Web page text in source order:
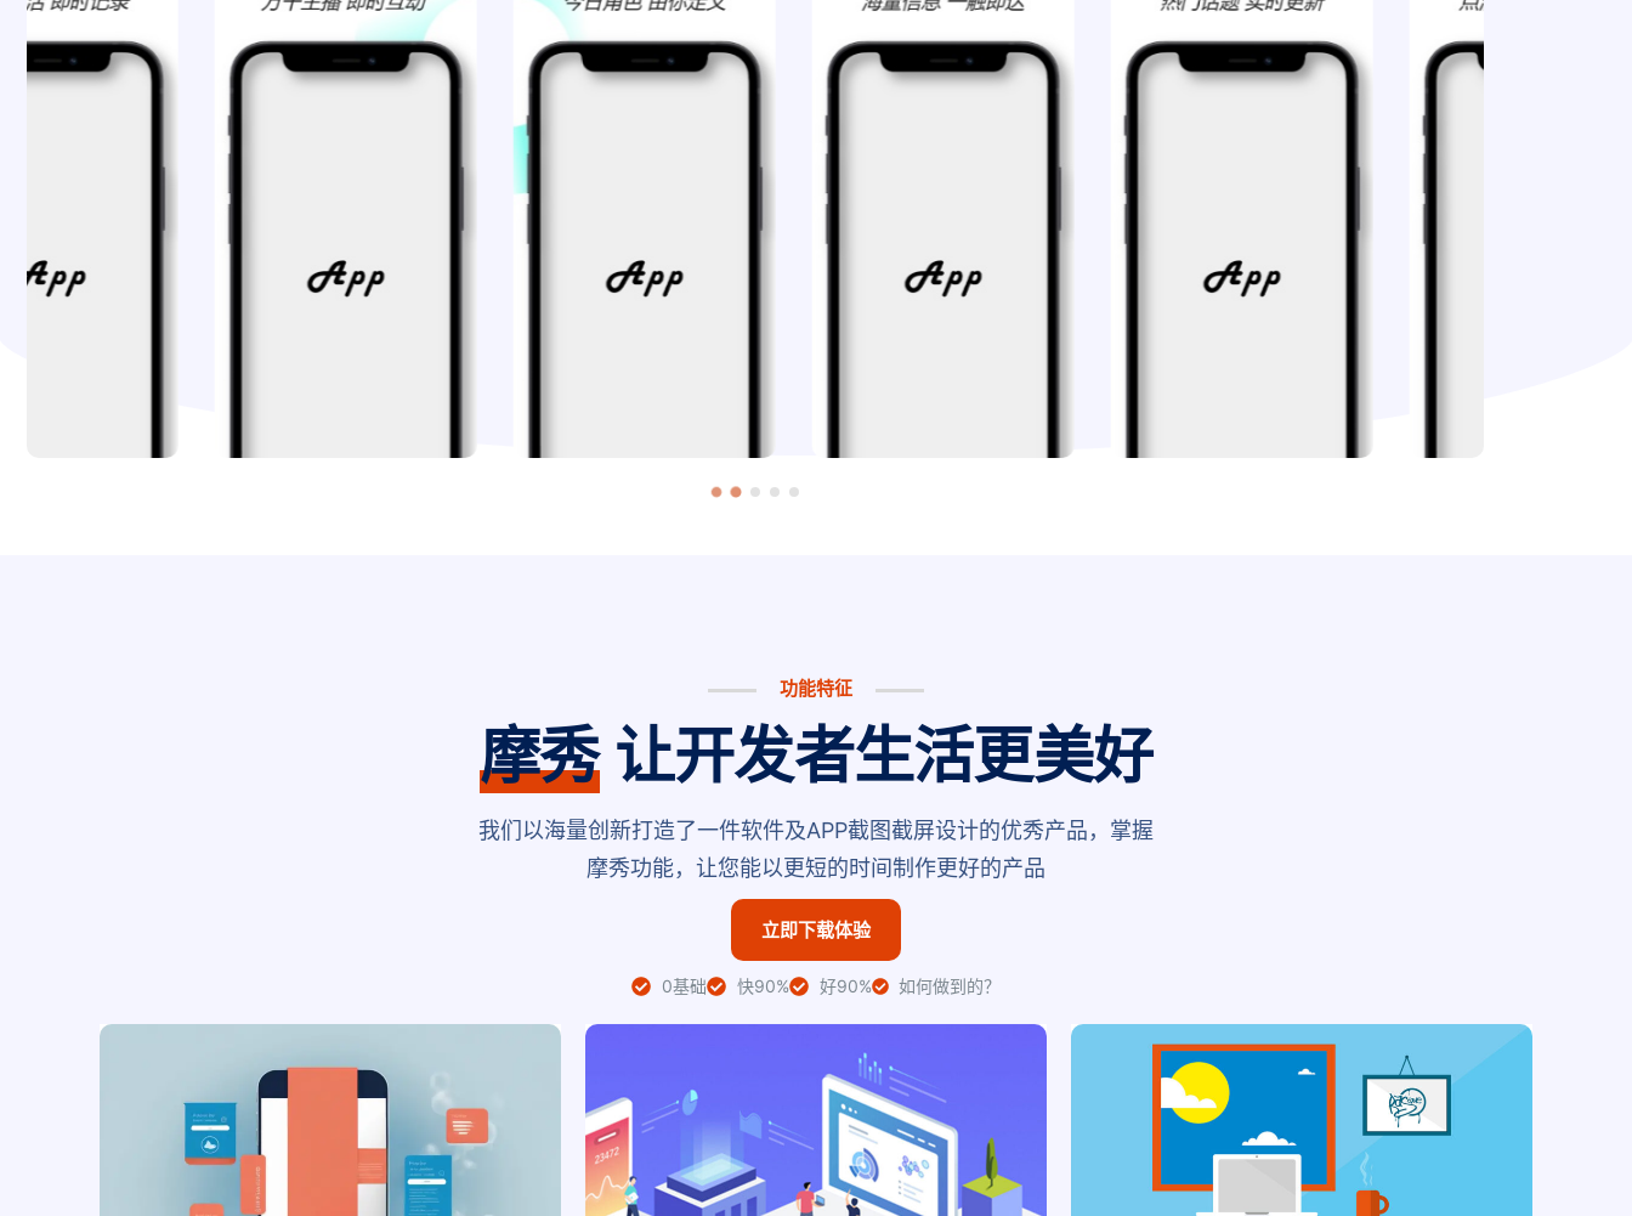
功能特征
摩秀让开发者生活更美好
我们以海量创新打造了一件软件及APP截图截屏设计的优秀产品，掌握
摩秀功能，让您能以更短的时间制作更好的产品
立即下载体验
0基础 快90% 好90% 如何做到的？